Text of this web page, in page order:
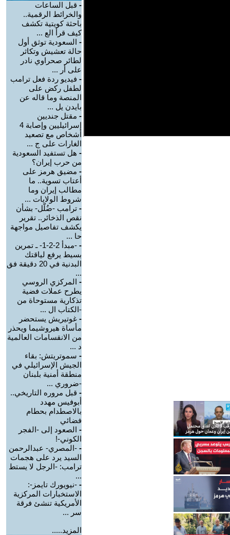
- قبل الساعات
والخرائط الرقمية..
باحثة كويتية تكشف
كيف قرأ الع ...
- السعودية توثق أول
حالة تعشيش وتكاثر
لطائر صحراوي نادر
على أر ...
- فيديو ردة فعل ترامب
لطفل ركض على
المنصة وما قاله عن
بايدن يل ...
- مقتل جنديين
إسرائيليين وإصابة 4
أشخاص مع تصعيد
الغارات على ج ...
- هل تستفيد السعودية
من حرب إيران؟
- مضيق هرمز على
أعتاب تسوية.. ما
مطالب إيران وما
شروط الولايات ...
- ترامب -ضُلّل- بشأن
نقص الذخائر.. تقرير
يكشف تفاصيل مواجهة
حا ...
-
-مبدأ 2-2-1- ـ تمرين
بسيط يرفع لياقتك
البدنية في 20 دقيقة فق
...
- المركزي الروسي
يطرح عملات فضية
تذكارية مستوحاة من
-الكتاب ال ...
- غوتيريش يستحضر
مأساة هيروشيما ويحذر
من الانقسامات العالمية
د ...
- سموتريتش: بقاء
الجيش الإسرائيلي في
منطقة أمنية بلبنان
-ضروري ...
- قبل مروره التاريخي..
أبوفيس مهدد
بالاصطدام بحطام
فضائي
- الصعود إلى -الفجر
الكوني-!
- -المصري- عبدالرحمن
السيد يرد على هجمات
ترامب: -الرجل لا يستط
...
- -نيويورك تايمز-:
الاستخبارات المركزية
الأمريكية تنشئ فرقة
سر ...
المزيد.....